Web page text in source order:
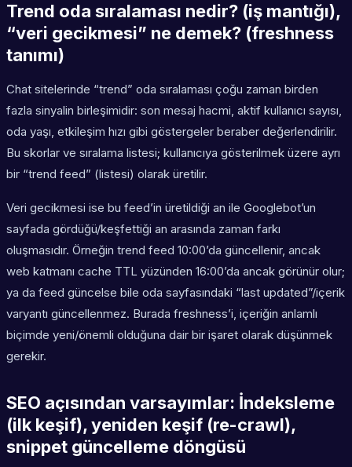
Trend oda sıralaması nedir? (iş mantığı),
“veri gecikmesi” ne demek? (freshness
tanımı)
Chat sitelerinde “trend” oda sıralaması çoğu zaman birden
fazla sinyalin birleşimidir: son mesaj hacmi, aktif kullanıcı sayısı,
oda yaşı, etkileşim hızı gibi göstergeler beraber değerlendirilir.
Bu skorlar ve sıralama listesi; kullanıcıya gösterilmek üzere ayrı
bir “trend feed” (listesi) olarak üretilir.
Veri gecikmesi ise bu feed’in üretildiği an ile Googlebot’un
sayfada gördüğü/keşfettiği an arasında zaman farkı
oluşmasıdır. Örneğin trend feed 10:00’da güncellenir, ancak
web katmanı cache TTL yüzünden 16:00’da ancak görünür olur;
ya da feed güncelse bile oda sayfasındaki “last updated”/içerik
varyantı güncellenmez. Burada freshness’i, içeriğin anlamlı
biçimde yeni/önemli olduğuna dair bir işaret olarak düşünmek
gerekir.
SEO açısından varsayımlar: İndeksleme
(ilk keşif), yeniden keşif (re-crawl),
snippet güncelleme döngüsü